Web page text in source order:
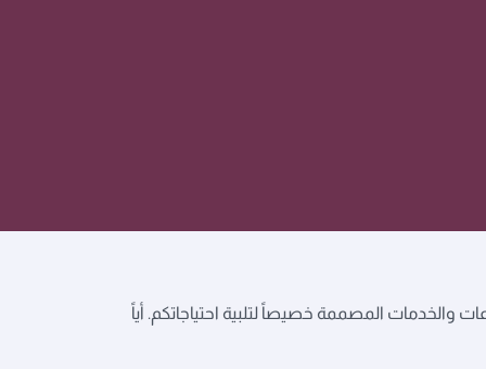
للمجموعات والخدمات المصممة خصيصاً لتلبية احتياجاتكم. أياً